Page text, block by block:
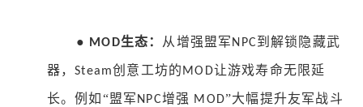
● MOD生态： 从增强盟军 NPC到解锁隐藏武
器，Steam创意工坊的 MOD让游戏寿命无限延
长。例如“盟军 NPC增强 MOD”大幅提升友军战斗